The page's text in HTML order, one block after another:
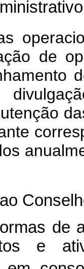
de
de
e